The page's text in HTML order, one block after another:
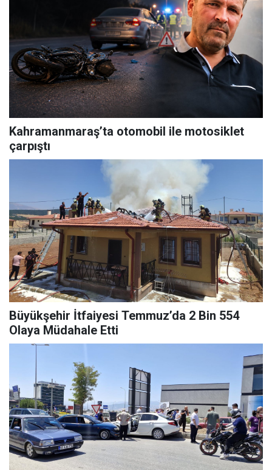
Kahramanmaraş’ta otomobil ile motosiklet
çarpıştı
Büyükşehir İtfaiyesi Temmuz’da 2 Bin 554
Olaya Müdahale Etti